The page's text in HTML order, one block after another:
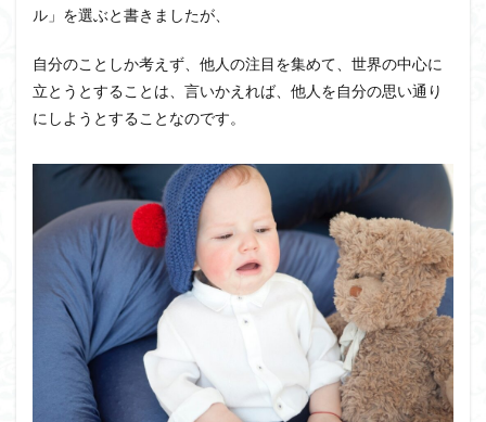
ル」を選ぶと書きましたが、
自分のことしか考えず、他人の注目を集めて、世界の中心に
立とうとすることは、言いかえれば、他人を自分の思い通り
にしようとすることなのです。